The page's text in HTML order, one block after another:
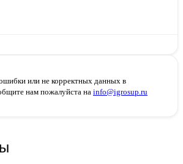
или не корректных данных в
нам пожалуйста на info@igrosup.ru